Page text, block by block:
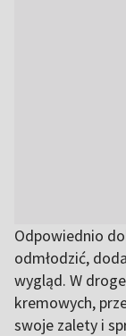
Odpowiednio
odmłodzić,
wygląd. W
kremowych,
swoje zalety i